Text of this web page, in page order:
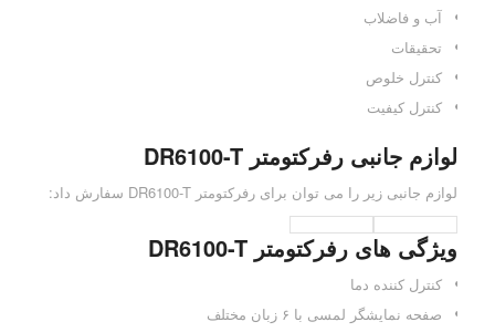
آب و فاضلاب
تحقیقات
کنترل خلوص
کنترل کیفیت
لوازم جانبی رفرکتومتر DR6100-T
لوازم جانبی زیر را می توان برای رفرکتومتر DR6100-T سفارش داد:
ویژگی های رفرکتومتر DR6100-T
کنترل کننده دما
صفحه نمایشگر لمسی با ۶ زبان مختلف